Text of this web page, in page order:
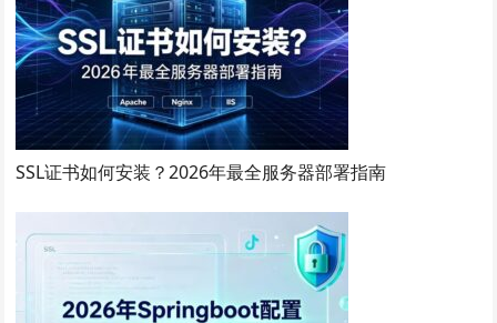
SSL证书如何安装？2026年最全服务器部署指南